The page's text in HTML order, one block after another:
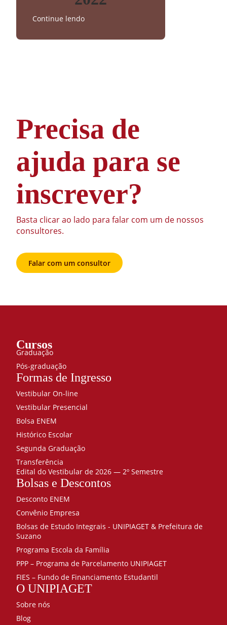
Continue lendo
Precisa de
ajuda para se
inscrever?
Basta clicar ao lado para falar com um de nossos
consultores.
Falar com um consultor
Cursos
Graduação
Pós-graduação
Formas de Ingresso
Vestibular On-line
Vestibular Presencial
Bolsa ENEM
Histórico Escolar
Segunda Graduação
Transferência
Edital do Vestibular de 2026 — 2º Semestre
Bolsas e Descontos
Desconto ENEM
Convênio Empresa
Bolsas de Estudo Integrais - UNIPIAGET & Prefeitura de
Suzano
Programa Escola da Família
PPP – Programa de Parcelamento UNIPIAGET
FIES – Fundo de Financiamento Estudantil
O UNIPIAGET
Sobre nós
Blog